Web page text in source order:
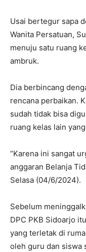
Usai bertegur sapa
Wanita Persatuan,
menuju satu ruang
ambruk.
Dia berbincang
rencana perbaikan.
sudah tidak bisa
ruang kelas lain
“Karena ini sangat
anggaran Belanja
Selasa (04/6/2024).
Sebelum
DPC PKB Sidoarjo
yang terletak di
oleh guru dan siswa